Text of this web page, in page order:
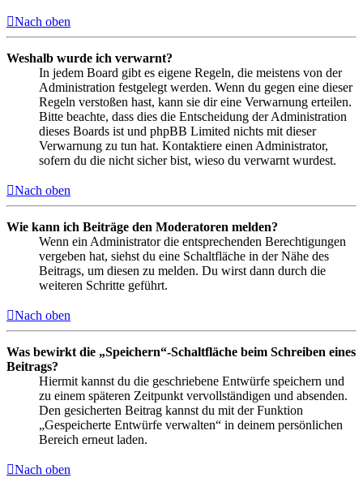
Nach oben
Weshalb wurde ich verwarnt?
In jedem Board gibt es eigene Regeln, die meistens von der
Administration festgelegt werden. Wenn du gegen eine dieser
Regeln verstoßen hast, kann sie dir eine Verwarnung erteilen.
Bitte beachte, dass dies die Entscheidung der Administration
dieses Boards ist und phpBB Limited nichts mit dieser
Verwarnung zu tun hat. Kontaktiere einen Administrator,
sofern du die nicht sicher bist, wieso du verwarnt wurdest.
Nach oben
Wie kann ich Beiträge den Moderatoren melden?
Wenn ein Administrator die entsprechenden Berechtigungen
vergeben hat, siehst du eine Schaltfläche in der Nähe des
Beitrags, um diesen zu melden. Du wirst dann durch die
weiteren Schritte geführt.
Nach oben
Was bewirkt die „Speichern“-Schaltfläche beim Schreiben eines
Beitrags?
Hiermit kannst du die geschriebene Entwürfe speichern und
zu einem späteren Zeitpunkt vervollständigen und absenden.
Den gesicherten Beitrag kannst du mit der Funktion
„Gespeicherte Entwürfe verwalten“ in deinem persönlichen
Bereich erneut laden.
Nach oben